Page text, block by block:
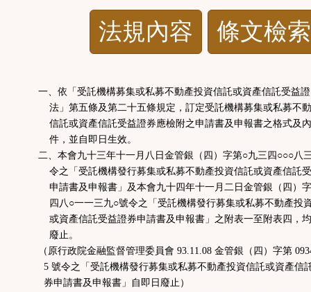
法規內容 條文檢索
一、依「受託機構募集或私募不動產投資信託或資產信託受益證
法」第五條及第二十五條規定，訂定受託機構募集或私募不動
信託或資產信託受益證券應檢附之申請書及申報書之格式及內
件，並自即日生效。
二、本會九十三年十一月八日金管銀（四）字第○九三四○○○八
令之「受託機構發行募集或私募不動產投資信託或資產信託受
申請書及申報書」及本會九十四年十一月二日金管銀（四）
四八○一一三九○號令之「受託機構發行募集或私募不動產投
或資產信託受益證券申請書及申報書」之附表一至附表四，均
廢止。
（原行政院金融監督管理委員會 93.11.08 金管銀（四）字第
5 號令之「受託機構發行募集或私募不動產投資信託或資產信
券申請書及申報書」自即日廢止）